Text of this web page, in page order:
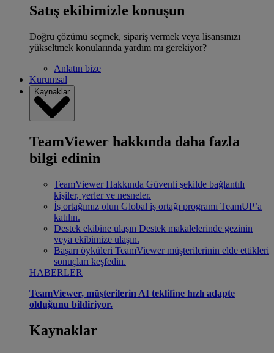
Satış ekibimizle konuşun
Doğru çözümü seçmek, sipariş vermek veya lisansınızı
yükseltmek konularında yardım mı gerekiyor?
Anlatın bize
Kurumsal
Kaynaklar
TeamViewer hakkında daha fazla
bilgi edinin
TeamViewer Hakkında Güvenli şekilde bağlantılı
kişiler, yerler ve nesneler.
İş ortağımız olun Global iş ortağı programı TeamUP’a
katılın.
Destek ekibine ulaşın Destek makalelerinde gezinin
veya ekibimize ulaşın.
Başarı öyküleri TeamViewer müşterilerinin elde ettikleri
sonuçları keşfedin.
HABERLER
TeamViewer, müşterilerin AI teklifine hızlı adapte
olduğunu bildiriyor.
Kaynaklar